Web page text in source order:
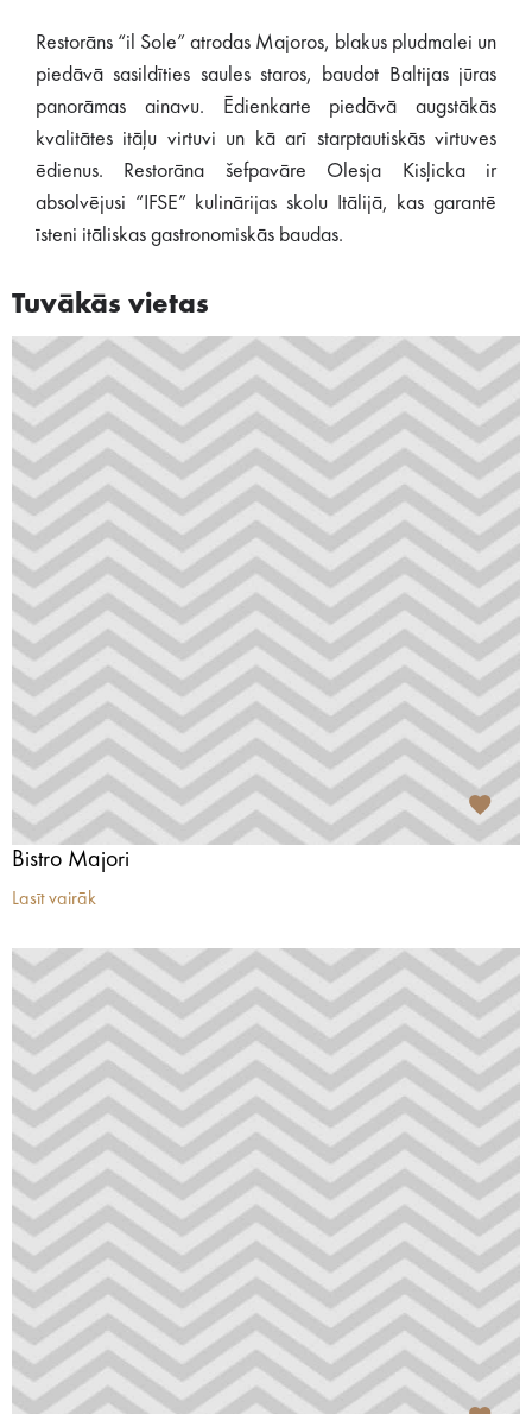
Restorāns “il Sole” atrodas Majoros, blakus pludmalei un
piedāvā sasildīties saules staros, baudot Baltijas jūras
panorāmas ainavu. Ēdienkarte piedāvā augstākās
kvalitātes itāļu virtuvi un kā arī starptautiskās virtuves
ēdienus. Restorāna šefpavāre Olesja Kisļicka ir
absolvējusi “IFSE” kulinārijas skolu Itālijā, kas garantē
īsteni itāliskas gastronomiskās baudas.
Tuvākās vietas
Bistro Majori
Lasīt vairāk